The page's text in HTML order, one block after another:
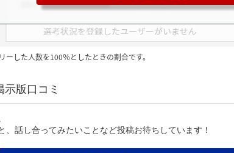
した人数を100％としたときの割合です。
版口コミ
、話し合ってみたいことなど投稿お待ちしています！